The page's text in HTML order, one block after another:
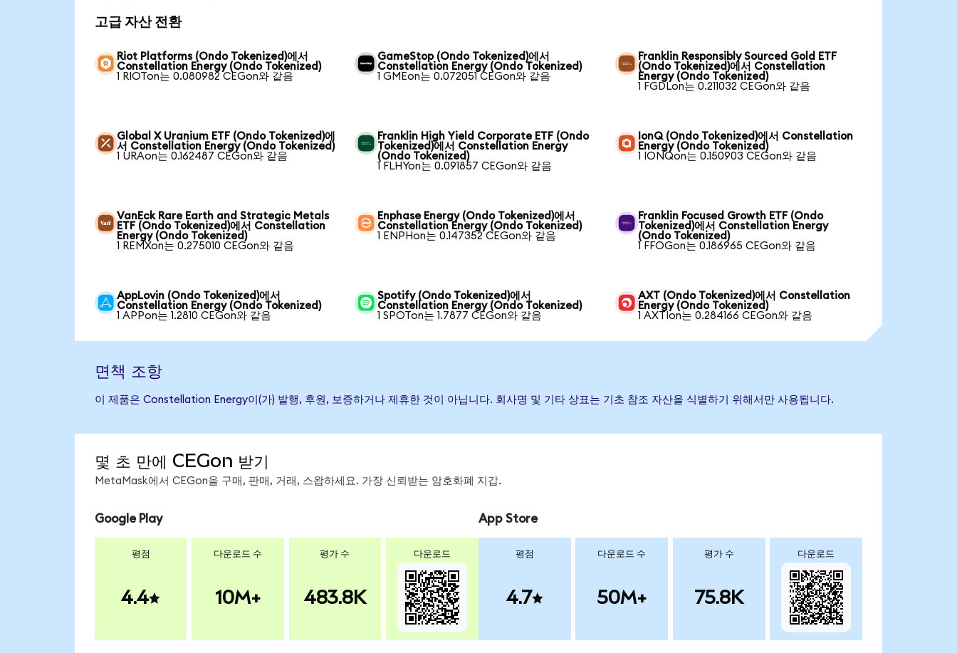
고급 자산 전환
Riot Platforms (Ondo Tokenized)에서
Constellation Energy (Ondo Tokenized)
1 RIOTon는 0.080982 CEGon와 같음
GameStop (Ondo Tokenized)에서
Constellation Energy (Ondo Tokenized)
1 GMEon는 0.072051 CEGon와 같음
Franklin Responsibly Sourced Gold ETF
(Ondo Tokenized)에서 Constellation
Energy (Ondo Tokenized)
1 FGDLon는 0.211032 CEGon와 같음
Global X Uranium ETF (Ondo Tokenized)에
서 Constellation Energy (Ondo Tokenized)
1 URAon는 0.162487 CEGon와 같음
Franklin High Yield Corporate ETF (Ondo
Tokenized)에서 Constellation Energy
(Ondo Tokenized)
1 FLHYon는 0.091857 CEGon와 같음
IonQ (Ondo Tokenized)에서 Constellation
Energy (Ondo Tokenized)
1 IONQon는 0.150903 CEGon와 같음
VanEck Rare Earth and Strategic Metals
ETF (Ondo Tokenized)에서 Constellation
Energy (Ondo Tokenized)
1 REMXon는 0.275010 CEGon와 같음
Enphase Energy (Ondo Tokenized)에서
Constellation Energy (Ondo Tokenized)
1 ENPHon는 0.147352 CEGon와 같음
Franklin Focused Growth ETF (Ondo
Tokenized)에서 Constellation Energy
(Ondo Tokenized)
1 FFOGon는 0.186965 CEGon와 같음
AppLovin (Ondo Tokenized)에서
Constellation Energy (Ondo Tokenized)
1 APPon는 1.2810 CEGon와 같음
Spotify (Ondo Tokenized)에서
Constellation Energy (Ondo Tokenized)
1 SPOTon는 1.7877 CEGon와 같음
AXT (Ondo Tokenized)에서 Constellation
Energy (Ondo Tokenized)
1 AXTIon는 0.284166 CEGon와 같음
면책 조항
이 제품은 Constellation Energy이(가) 발행, 후원, 보증하거나 제휴한 것이 아닙니다. 회사명 및 기타 상표는 기초 참조 자산을 식별하기 위해서만 사용됩니다.
몇 초 만에 CEGon 받기
MetaMask에서 CEGon을 구매, 판매, 거래, 스왑하세요. 가장 신뢰받는 암호화폐 지갑.
Google Play
평점
4.4
다운로드 수
10M+
평가 수
483.8K
다운로드
App Store
평점
4.7
다운로드 수
50M+
평가 수
75.8K
다운로드